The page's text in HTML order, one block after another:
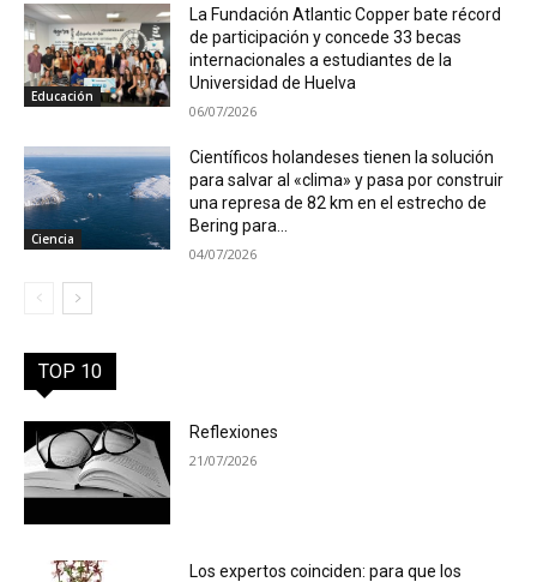
Educación
La Fundación Atlantic Copper bate récord
de participación y concede 33 becas
internacionales a estudiantes de la
Universidad de Huelva
06/07/2026
Ciencia
Científicos holandeses tienen la solución
para salvar al «clima» y pasa por construir
una represa de 82 km en el estrecho de
Bering para...
04/07/2026
TOP 10
Reflexiones
21/07/2026
Los expertos coinciden: para que los